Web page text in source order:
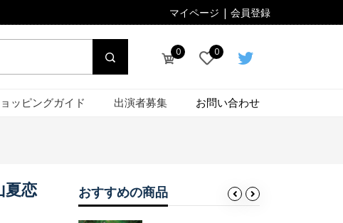
マイページ | 会員登録
0 0
ッピングガイド 出演者募集 お問い合わせ
夏恋
おすすめの商品